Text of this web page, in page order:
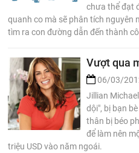
chưa thể đạt
quanh co mà sẽ phân tích nguyên
tìm ra con đường dẫn đến thành
Vượt qua
06/03/
Jillian
dội", bị bạn
thân bị béo
để làm nên
triệu USD vào năm ngoái.